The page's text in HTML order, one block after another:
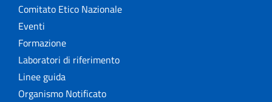
Comitato Etico Nazionale
Eventi
Formazione
Laboratori di riferimento
Linee guida
Organismo Notificato